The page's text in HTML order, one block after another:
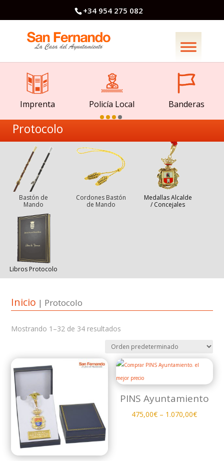
+34 954 275 082
Imprenta Policía Local Banderas
Protocolo
Bastón de
Mando
Cordones Bastón
de Mando
Medallas Alcalde
/ Concejales
Libros Protocolo
Inicio | Protocolo
Mostrando 1–32 de 34 resultados
PINS Ayuntamiento
475,00€ – 1.070,00€